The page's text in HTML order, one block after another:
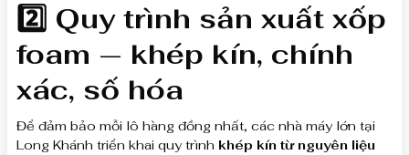
2️⃣ Quy trình sản xuất xốp
foam — khép kín, chính
xác, số hóa
Để đảm bảo mỗi lô hàng đồng nhất, các nhà máy lớn tại
Long Khánh triển khai quy trình khép kín từ nguyên liệu